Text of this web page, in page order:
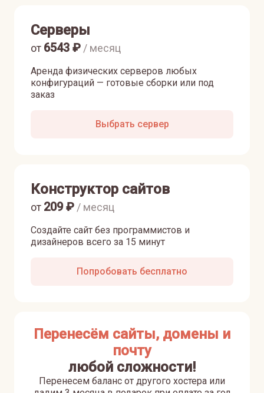
Серверы
Аренда физических серверов любых
конфигураций — готовые сборки или под
заказ
от 6543 ₽ / месяц
Выбрать сервер
Конструктор сайтов
Создайте сайт без программистов и
дизайнеров всего за 15 минут
от 209₽ / месяц
Попробовать бесплатно
Перенесём сайты, домены и
почту
любой сложности!
Перенесем баланс от другого хостера или